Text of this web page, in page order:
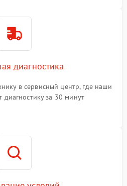
диагностика
в сервисный центр, где наши
диагностику за 30 минут